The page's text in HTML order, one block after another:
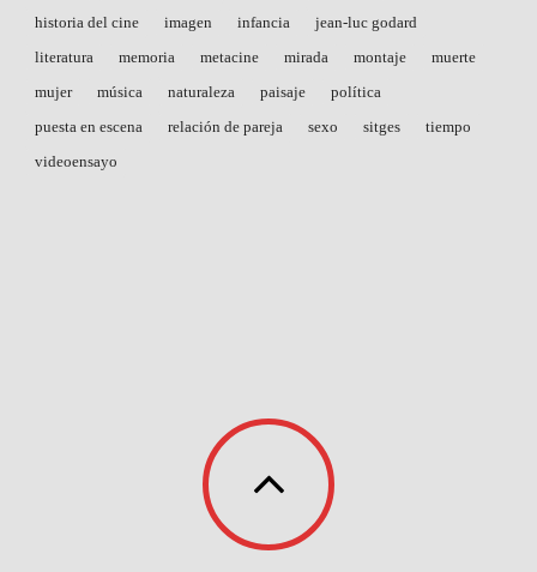
historia del cine
imagen infancia
jean-luc godard
literatura
memoria metacine mirada montaje
muerte
mujer
música naturaleza paisaje
política
puesta en escena
relación de pareja sexo sitges
tiempo
videoensayo